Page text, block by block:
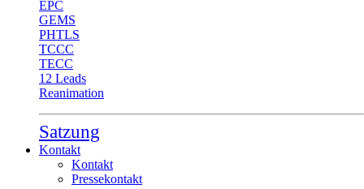
EPC
GEMS
PHTLS
TCCC
TECC
12 Leads
Reanimation
Satzung
Kontakt
Kontakt
Pressekontakt